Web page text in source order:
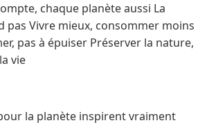
chaque planète aussi La
pas Vivre mieux, consommer moins
pas à épuiser Préserver la nature,
vie
la planète inspirent vraiment